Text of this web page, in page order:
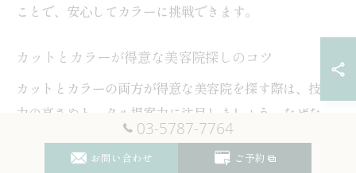
ことで、安心してカラーに挑戦できます。
カットとカラーが得意な美容院探しのコツ
カットとカラーの両方が得意な美容院を探す際は、技術
力の高さやトータル提案力に注目しましょう。なぜな
ら、カットとカラーのバランスが取れてこそ理想のスタ
イルが完成するからです。例えば、カットラインに合わ
03-5787-7764
お問い合わせ ご予約